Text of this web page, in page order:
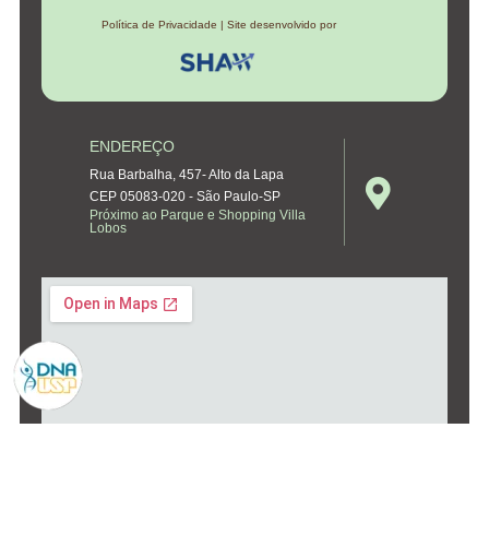
Política de Privacidade | Site desenvolvido por
ENDEREÇO
Rua Barbalha, 457- Alto da Lapa
CEP 05083-020 - São Paulo-SP
Próximo ao Parque e Shopping Villa
Lobos